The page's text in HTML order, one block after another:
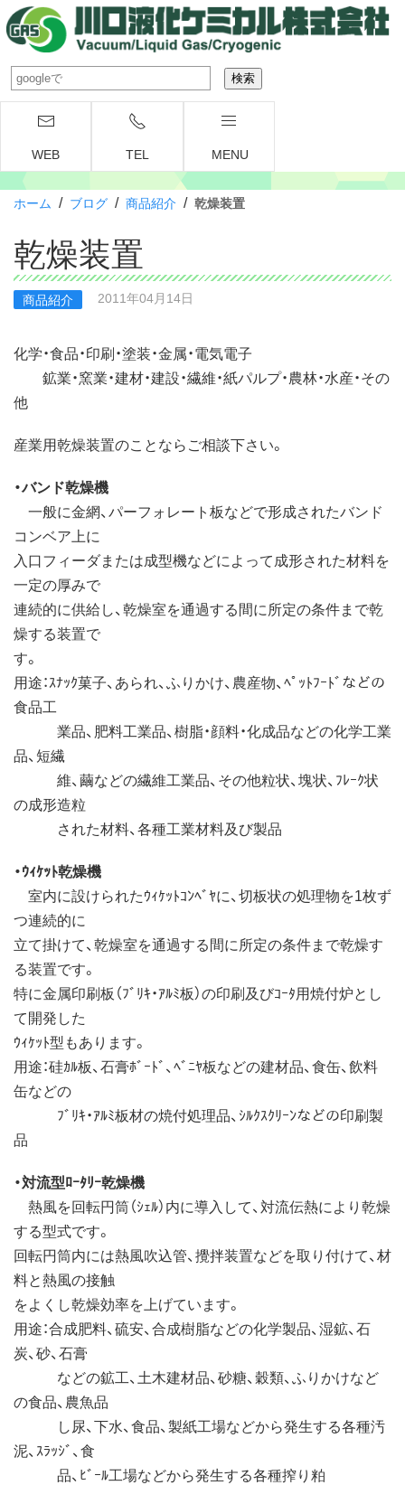
WEB TEL MENU
ホーム / ブログ / 商品紹介 / 乾燥装置
乾燥装置
商品紹介 2011年04月14日
化学・食品・印刷・塗装・金属・電気電子
鉱業・窯業・建材・建設・繊維・紙パルプ・農林・水産・その
他
産業用乾燥装置のことならご相談下さい。
・バンド乾燥機
一般に金網、パーフォレート板などで形成されたバンド
コンベア上に
入口フィーダまたは成型機などによって成形された材料を
一定の厚みで
連続的に供給し、乾燥室を通過する間に所定の条件まで乾
燥する装置で
す。
用途：ｽﾅｯｸ菓子、あられ、ふりかけ、農産物、ﾍﾟｯﾄﾌｰﾄﾞなどの
食品工
業品、肥料工業品、樹脂・顔料・化成品などの化学工業
品、短繊
維、繭などの繊維工業品、その他粒状、塊状、ﾌﾚｰｸ状
の成形造粒
された材料、各種工業材料及び製品
・ｳｨｹｯﾄ乾燥機
室内に設けられたｳｨｹｯﾄｺﾝﾍﾞﾔに、切板状の処理物を1枚ず
つ連続的に
立て掛けて、乾燥室を通過する間に所定の条件まで乾燥す
る装置です。
特に金属印刷板（ﾌﾞﾘｷ・ｱﾙﾐ板）の印刷及びｺｰﾀ用焼付炉とし
て開発した
ｳｨｹｯﾄ型もあります。
用途：硅ｶﾙ板、石膏ﾎﾞｰﾄﾞ、ﾍﾞﾆﾔ板などの建材品、食缶、飲料
缶などの
ﾌﾞﾘｷ・ｱﾙﾐ板材の焼付処理品、ｼﾙｸｽｸﾘｰﾝなどの印刷製
品
・対流型ﾛｰﾀﾘｰ乾燥機
熱風を回転円筒（ｼｪﾙ）内に導入して、対流伝熱により乾燥
する型式です。
回転円筒内には熱風吹込管、攪拌装置などを取り付けて、材
料と熱風の接触
をよくし乾燥効率を上げています。
用途：合成肥料、硫安、合成樹脂などの化学製品、湿鉱、石
炭、砂、石膏
などの鉱工、土木建材品、砂糖、穀類、ふりかけなど
の食品、農魚品
し尿、下水、食品、製紙工場などから発生する各種汚
泥、ｽﾗｯｼﾞ、食
品、ﾋﾞｰﾙ工場などから発生する各種搾り粕